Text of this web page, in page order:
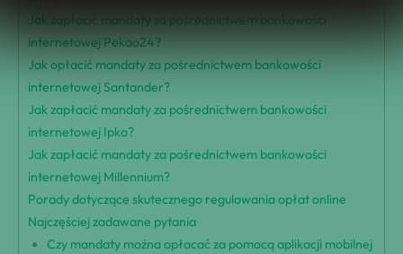
Jak zapłacić mandaty za pośrednictwem bankowości
internetowej Pekao24?
Jak opłacić mandaty za pośrednictwem bankowości
internetowej Santander?
Jak zapłacić mandaty za pośrednictwem bankowości
internetowej Ipko?
Jak zapłacić mandaty za pośrednictwem bankowości
internetowej Millennium?
Porady dotyczące skutecznego regulowania opłat online
Najczęściej zadawane pytania
Czy mandaty można opłacać za pomocą aplikacji mobilnej